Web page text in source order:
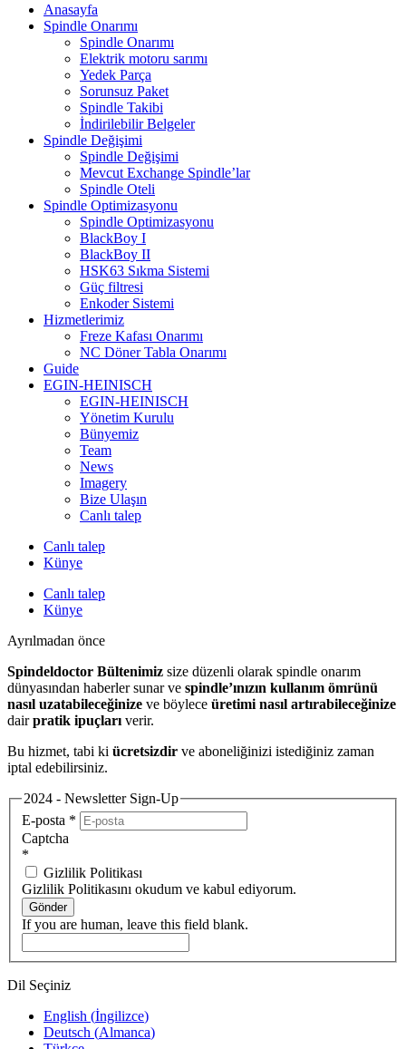
Anasayfa
Spindle Onarımı
Spindle Onarımı
Elektrik motoru sarımı
Yedek Parça
Sorunsuz Paket
Spindle Takibi
İndirilebilir Belgeler
Spindle Değişimi
Spindle Değişimi
Mevcut Exchange Spindle’lar
Spindle Oteli
Spindle Optimizasyonu
Spindle Optimizasyonu
BlackBoy I
BlackBoy II
HSK63 Sıkma Sistemi
Güç filtresi
Enkoder Sistemi
Hizmetlerimiz
Freze Kafası Onarımı
NC Döner Tabla Onarımı
Guide
EGIN-HEINISCH
EGIN-HEINISCH
Yönetim Kurulu
Bünyemiz
Team
News
Imagery
Bize Ulaşın
Canlı talep
Canlı talep
Künye
Canlı talep
Künye
Ayrılmadan önce
Spindeldoctor Bültenimiz size düzenli olarak spindle onarım
dünyasından haberler sunar ve spindle’ınızın kullanım ömrünü
nasıl uzatabileceğinize ve böylece üretimi nasıl artırabileceğinize
dairpratik ipuçları verir.
Bu hizmet, tabi ki ücretsizdir ve aboneliğinizi istediğiniz zaman
iptal edebilirsiniz.
2024 - Newsletter Sign-Up
E-posta *
Captcha
*
Gizlilik Politikası
Gizlilik Politikasını okudum ve kabul ediyorum.
Gönder
If you are human, leave this field blank.
Dil Seçiniz
English (İngilizce)
Deutsch (Almanca)